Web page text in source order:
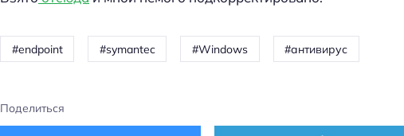
endpoint symantec Windows антивирус
Поделиться